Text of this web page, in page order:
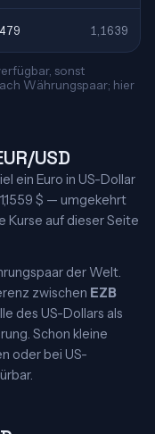
1,1639
sonst
Währungspaar; hier
USD
ein Euro in US-Dollar
$ — umgekehrt
Kurse auf dieser Seite
der Welt.
zwischen EZB
des US-Dollars als
Schon kleine
oder bei US-